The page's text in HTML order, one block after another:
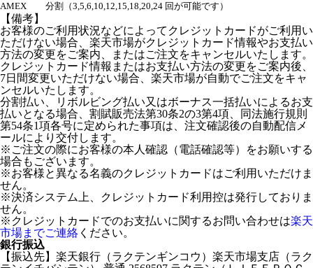
AMEX
分割（3,5,6,10,12,15,18,20,24 回が可能です）
【備考】
お客様のご利用状況などによってクレジットカードがご利用い
ただけない場合、楽天市場がクレジットカード情報やお支払い
方法の変更をご案内、またはご注文をキャンセルいたします。
クレジットカード情報またはお支払い方法の変更をご案内後、
7日間変更いただけない場合、楽天市場が自動でご注文をキャ
ンセルいたします。
分割払い、リボルビング払い又はボーナス一括払いによるお支
払いとなる場合、割賦販売法第30条2の3第4項、同法施行規則
第54条1項各号に定められた事項は、注文確認後の自動配信メ
ールにより交付します。
※ご注文の際にお客様の本人確認（電話確認等）をお願いする
場合もございます。
※お客様と異なる名義のクレジットカードはご利用いただけま
せん。
※決済システム上、クレジットカード利用控は発行しておりま
せん。
※クレジットカードでのお支払いに関するお問い合わせは楽天
市場までご連絡 ください。
銀行振込
【振込先】楽天銀行（ラクテンギンコウ）楽天市場支店（ラク